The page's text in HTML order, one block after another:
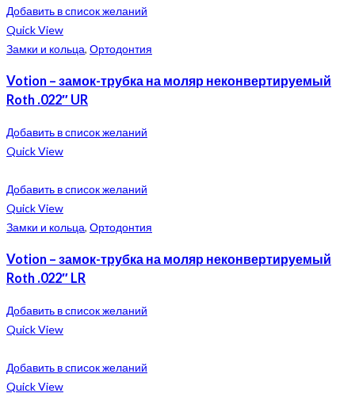
Добавить в список желаний
Quick View
Замки и кольца, Ортодонтия
Votion – замок-трубка на моляр неконвертируемый
Roth .022″ UR
Добавить в список желаний
Quick View
Добавить в список желаний
Quick View
Замки и кольца, Ортодонтия
Votion – замок-трубка на моляр неконвертируемый
Roth .022″ LR
Добавить в список желаний
Quick View
Добавить в список желаний
Quick View